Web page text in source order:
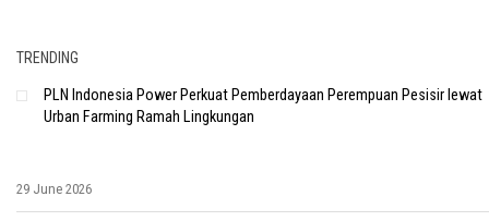
TRENDING
PLN Indonesia Power Perkuat Pemberdayaan Perempuan Pesisir lewat
Urban Farming Ramah Lingkungan
29 June 2026